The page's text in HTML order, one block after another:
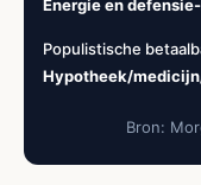
Energie en
Populistische
Hypotheek/
Bron: